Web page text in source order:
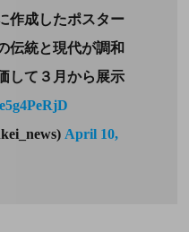
作成したポスター
統と現代が調和
して３月から展示
April 10,